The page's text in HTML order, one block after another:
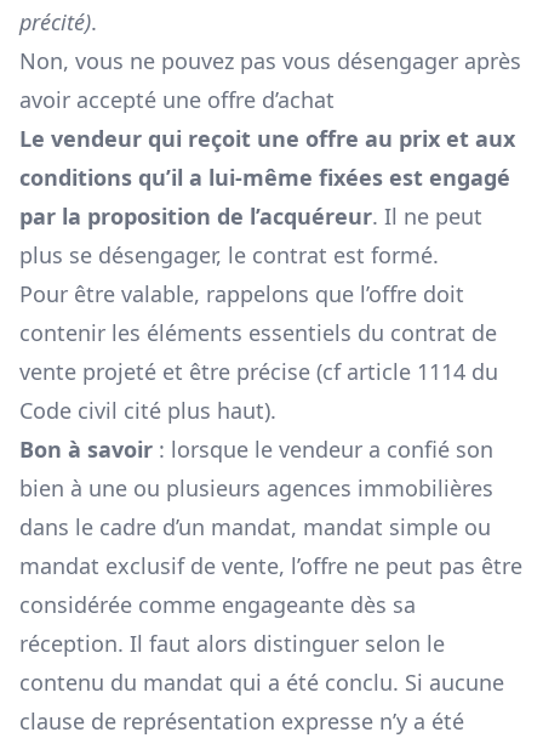
précité).
Non, vous ne pouvez pas vous désengager après
avoir accepté une offre d’achat
Le vendeur qui reçoit une offre au prix et aux
conditions qu’il a lui-même fixées est engagé
par la proposition de l’acquéreur. Il ne peut
plus se désengager, le contrat est formé.
Pour être valable, rappelons que l’offre doit
contenir les éléments essentiels du contrat de
vente projeté et être précise (cf article 1114 du
Code civil cité plus haut).
Bon à savoir : lorsque le vendeur a confié son
bien à une ou plusieurs agences immobilières
dans le cadre d’un mandat, mandat simple ou
mandat exclusif de vente, l’offre ne peut pas être
considérée comme engageante dès sa
réception. Il faut alors distinguer selon le
contenu du mandat qui a été conclu. Si aucune
clause de représentation expresse n’y a été